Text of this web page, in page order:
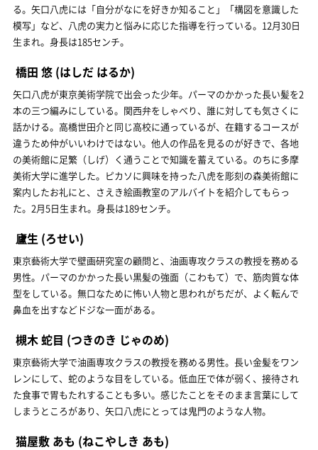
る。矢口八虎には「自分がなにを好きか知ること」「構図を意識した
模写」など、八虎の実力と悩みに応じた指導を行っている。12月30日
生まれ。身長は185センチ。
橋田 悠 (はしだ はるか)
矢口八虎が東京美術学院で出会った少年。パーマのかかった長い髪を2
本の三つ編みにしている。関西弁をしゃべり、誰に対しても気さくに
話かける。高橋世田介と同じ高校に通っているが、在籍するコースが
違うため仲がいいわけではない。他人の作品を見るのが好きで、各地
の美術館に足繁（しげ）く通うことで知識を蓄えている。のちに多摩
美術大学に進学した。ピカソに興味を持った八虎を彫刻の森美術館に
案内したお礼にと、さえき絵画教室のアルバイトを紹介してもらっ
た。2月5日生まれ。身長は189センチ。
廬生 (ろせい)
東京藝術大学で壁画研究室の顧問と、油画専攻クラスの教授を務める
男性。パーマのかかった長い黒髪の強面（こわもて）で、筋肉質な体
型をしている。無口なために怖い人物と思われがちだが、よく転んで
鼻血を出すなどドジな一面がある。
槻木 蛇目 (つきのき じゃのめ)
東京藝術大学で油画専攻クラスの教授を務める男性。長い金髪をワン
レンにして、蛇のような目をしている。低血圧で体が弱く、接待され
た食事で胃もたれすることも多い。感じたことをそのまま言葉にして
しまうところがあり、矢口八虎にとっては鬼門のような人物。
猫屋敷 あも (ねこやしき あも)